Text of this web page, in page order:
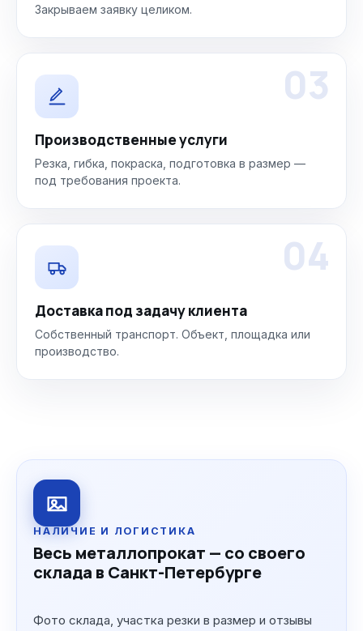
Закрываем заявку целиком.
03
Производственные услуги
Резка, гибка, покраска, подготовка в размер —
под требования проекта.
04
Доставка под задачу клиента
Собственный транспорт. Объект, площадка или
производство.
НАЛИЧИЕ И ЛОГИСТИКА
Весь металлопрокат — со своего
склада в Санкт-Петербурге
Фото склада, участка резки в размер и отзывы